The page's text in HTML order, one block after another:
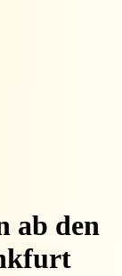
ab den